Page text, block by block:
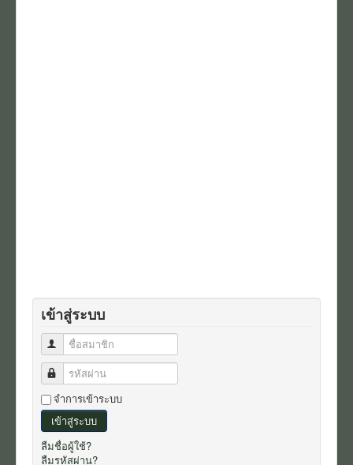
เข้าสู่ระบบ
ชื่อสมาชิก
รหัสผ่าน
จำการเข้าระบบ
เข้าสู่ระบบ
ลืมชื่อผู้ใช้?
ลืมรหัสผ่าน?